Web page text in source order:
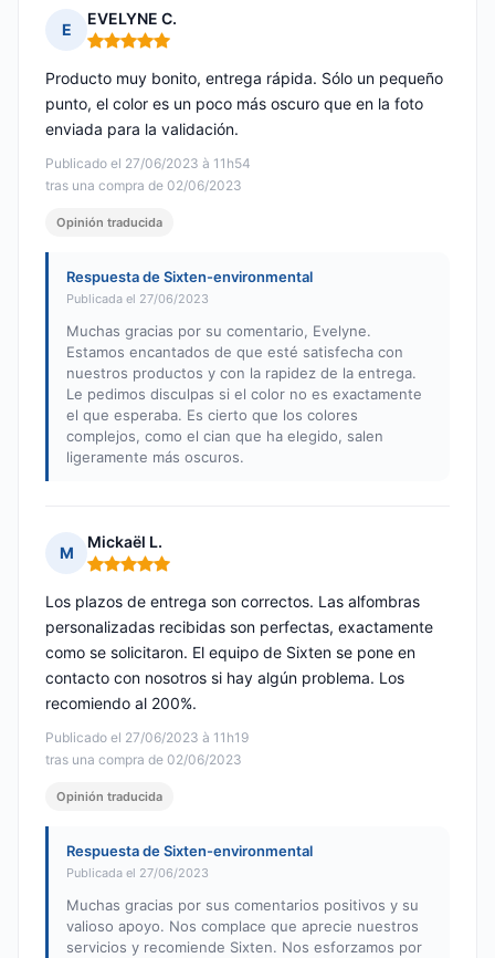
E
EVELYNE C.
Nota: 5 de 5
Publicado el 27/06/2023 à 11h54
tras una compra de 02/06/2023
Producto muy bonito, entrega rápida. Sólo un pequeño
punto, el color es un poco más oscuro que en la foto
enviada para la validación.
Opinión traducida
Respuesta de Sixten-environmental
Publicada el 27/06/2023
Muchas gracias por su comentario, Evelyne.
Estamos encantados de que esté satisfecha con
nuestros productos y con la rapidez de la entrega.
Le pedimos disculpas si el color no es exactamente
el que esperaba. Es cierto que los colores
complejos, como el cian que ha elegido, salen
ligeramente más oscuros.
M
Mickaël L.
Nota: 5 de 5
Publicado el 27/06/2023 à 11h19
tras una compra de 02/06/2023
Los plazos de entrega son correctos. Las alfombras
personalizadas recibidas son perfectas, exactamente
como se solicitaron. El equipo de Sixten se pone en
contacto con nosotros si hay algún problema. Los
recomiendo al 200%.
Opinión traducida
Respuesta de Sixten-environmental
Publicada el 27/06/2023
Muchas gracias por sus comentarios positivos y su
valioso apoyo. Nos complace que aprecie nuestros
servicios y recomiende Sixten. Nos esforzamos por